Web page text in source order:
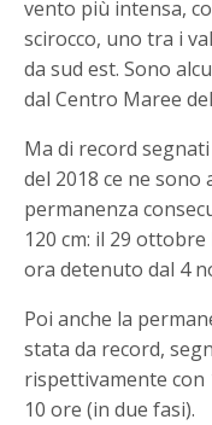
vento più intensa,
scirocco, uno tra i
da sud est. Sono
dal Centro Maree
Ma di record
del 2018 ce ne
permanenza
120 cm: il 29
ora detenuto dal 4
Poi anche la
stata da record,
rispettivamente con
10 ore (in due fasi).